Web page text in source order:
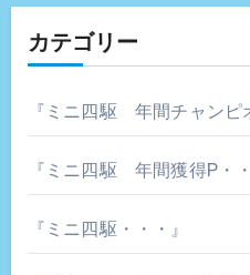
カテゴリー
『ミニ四駆 年間チャンピ
『ミニ四駆 年間獲得P・・
『ミニ四駆・・・』